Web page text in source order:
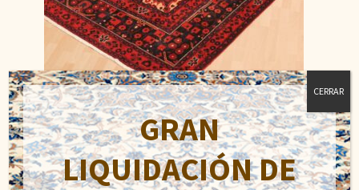
Bakthiari
1.600,00 €
El
precio
726,00€El
precio
GRAN
LIQUIDACIÓN DE
CERRAR